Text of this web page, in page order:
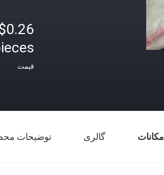
قیمت
امکانات گالری توضیحات